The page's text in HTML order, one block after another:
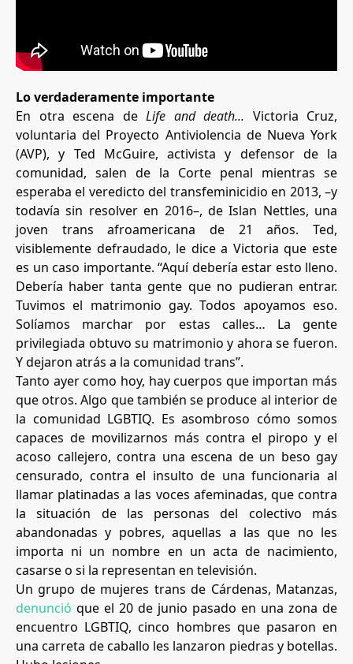
Lo verdaderamente importante
En otra escena de Life and death… Victoria Cruz,
voluntaria del Proyecto Antiviolencia de Nueva York
(AVP), y Ted McGuire, activista y defensor de la
comunidad, salen de la Corte penal mientras se
esperaba el veredicto del transfeminicidio en 2013, –y
todavía sin resolver en 2016–, de Islan Nettles, una
joven trans afroamericana de 21 años. Ted,
visiblemente defraudado, le dice a Victoria que este
es un caso importante. “Aquí debería estar esto lleno.
Debería haber tanta gente que no pudieran entrar.
Tuvimos el matrimonio gay. Todos apoyamos eso.
Solíamos marchar por estas calles… La gente
privilegiada obtuvo su matrimonio y ahora se fueron.
Y dejaron atrás a la comunidad trans”.
Tanto ayer como hoy, hay cuerpos que importan más
que otros. Algo que también se produce al interior de
la comunidad LGBTIQ. Es asombroso cómo somos
capaces de movilizarnos más contra el piropo y el
acoso callejero, contra una escena de un beso gay
censurado, contra el insulto de una funcionaria al
llamar platinadas a las voces afeminadas, que contra
la situación de las personas del colectivo más
abandonadas y pobres, aquellas a las que no les
importa ni un nombre en un acta de nacimiento,
casarse o si la representan en televisión.
Un grupo de mujeres trans de Cárdenas, Matanzas,
denunció que el 20 de junio pasado en una zona de
encuentro LGBTIQ, cinco hombres que pasaron en
una carreta de caballo les lanzaron piedras y botellas.